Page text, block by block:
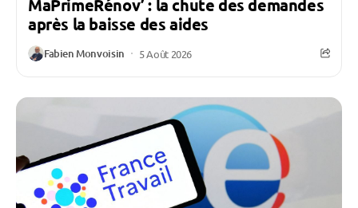
MaPrimeRénov’ : la chute des demandes
après la baisse des aides
Fabien Monvoisin 5 Août 2026